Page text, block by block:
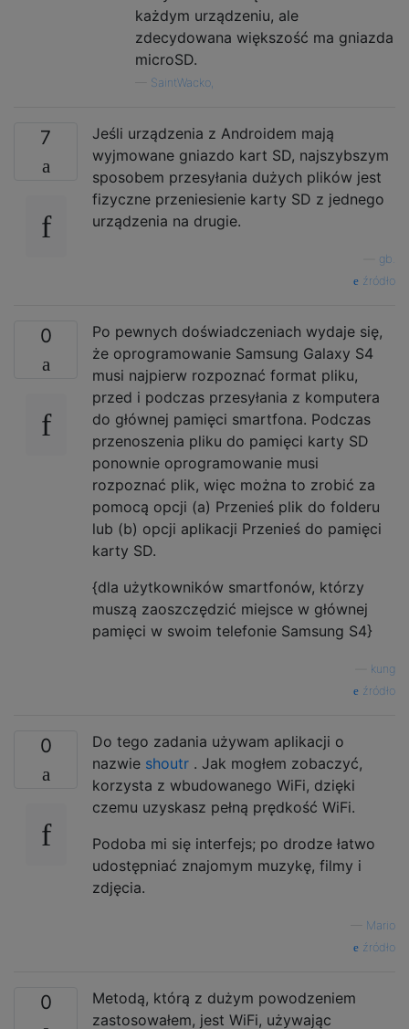
każdym urządzeniu, ale
zdecydowana większość ma gniazda
microSD.
SaintWacko,
7
Jeśli urządzenia z Androidem mają
wyjmowane gniazdo kart SD, najszybszym
sposobem przesyłania dużych plików jest
fizyczne przeniesienie karty SD z jednego
urządzenia na drugie.
gb.
źródło
0
Po pewnych doświadczeniach wydaje się,
że oprogramowanie Samsung Galaxy S4
musi najpierw rozpoznać format pliku,
przed i podczas przesyłania z komputera
do głównej pamięci smartfona. Podczas
przenoszenia pliku do pamięci karty SD
ponownie oprogramowanie musi
rozpoznać plik, więc można to zrobić za
pomocą opcji (a) Przenieś plik do folderu
lub (b) opcji aplikacji Przenieś do pamięci
karty SD.
{dla użytkowników smartfonów, którzy
muszą zaoszczędzić miejsce w głównej
pamięci w swoim telefonie Samsung S4}
kung
źródło
0
Do tego zadania używam aplikacji o
nazwie shoutr . Jak mogłem zobaczyć,
korzysta z wbudowanego WiFi, dzięki
czemu uzyskasz pełną prędkość WiFi.
Podoba mi się interfejs; po drodze łatwo
udostępniać znajomym muzykę, filmy i
zdjęcia.
Mario
źródło
0
Metodą, którą z dużym powodzeniem
zastosowałem, jest WiFi, używając